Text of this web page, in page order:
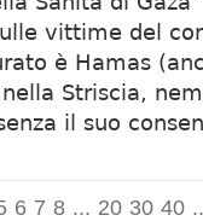
vittime del
è Hamas
Striscia,
il suo
6 7 8 ... 20 30 40